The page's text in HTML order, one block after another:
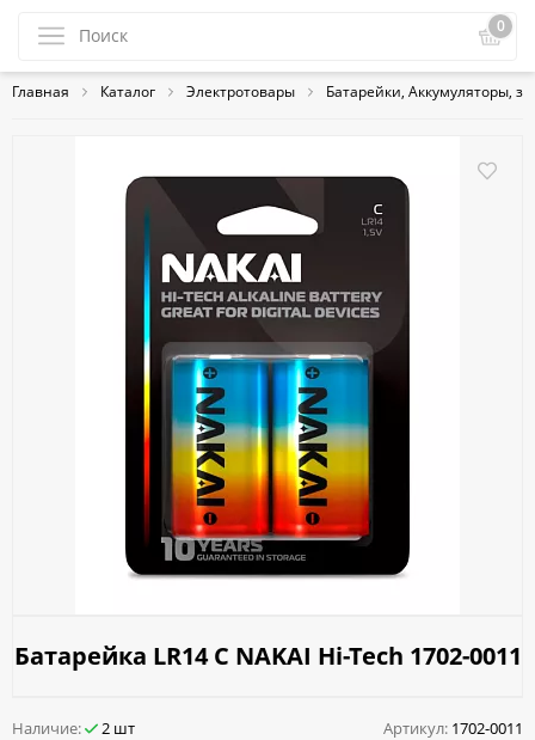
0
Главная Каталог Электротовары Батарейки, Аккумуляторы, з/у
Батарейка LR14 C NAKAI Hi-Tech 1702-0011
Наличие: 2 шт Артикул: 1702-0011